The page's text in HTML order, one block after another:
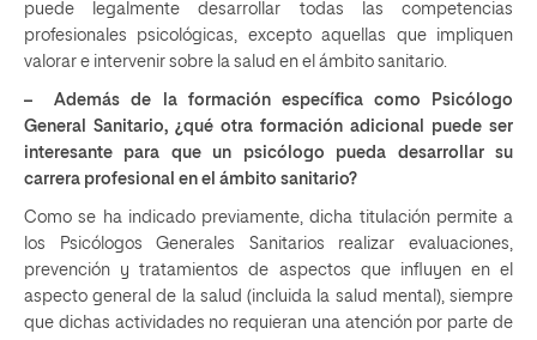
puede legalmente desarrollar todas las competencias
profesionales psicológicas, excepto aquellas que impliquen
valorar e intervenir sobre la salud en el ámbito sanitario.
– Además de la formación específica como Psicólogo
General Sanitario, ¿qué otra formación adicional puede ser
interesante para que un psicólogo pueda desarrollar su
carrera profesional en el ámbito sanitario?
Como se ha indicado previamente, dicha titulación permite a
los Psicólogos Generales Sanitarios realizar evaluaciones,
prevención y tratamientos de aspectos que influyen en el
aspecto general de la salud (incluida la salud mental), siempre
que dichas actividades no requieran una atención por parte de